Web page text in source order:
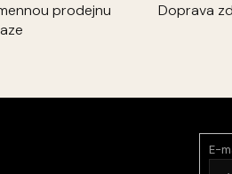
prodejnu
Doprava
E-